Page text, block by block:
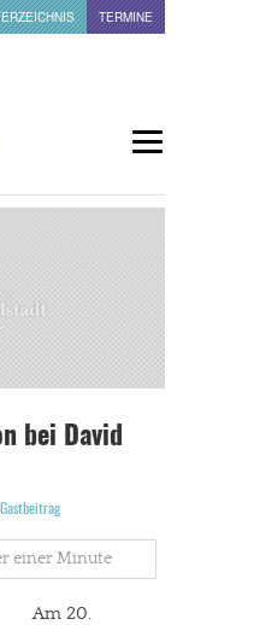
TERMINE
bei David
Gastbeitrag
einer Minute
Am 20.